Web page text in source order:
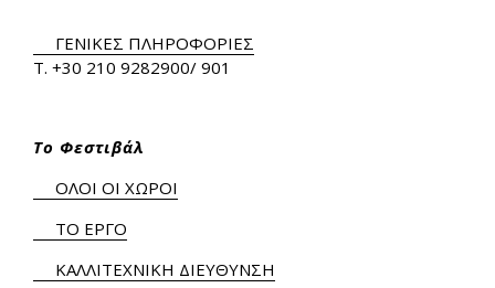
ΓΕΝΙΚΕΣ ΠΛΗΡΟΦΟΡΙΕΣ
Τ. +30 210 9282900/ 901
Το Φεστιβάλ
ΟΛΟΙ ΟΙ ΧΩΡΟΙ
ΤΟ ΕΡΓΟ
ΚΑΛΛΙΤΕΧΝΙΚΗ ΔΙΕΥΘΥΝΣΗ